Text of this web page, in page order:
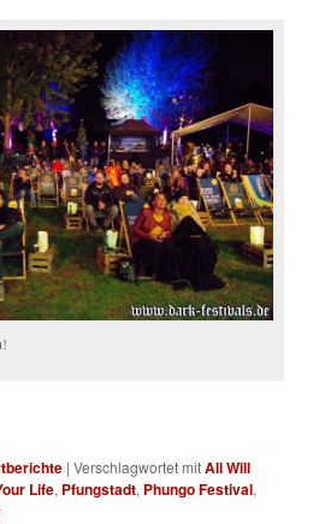
|Verschlagwortet mitAll Will
Life, Pfungstadt, Phungo Festival,